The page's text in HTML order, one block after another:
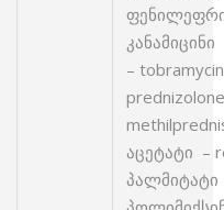
–
აცეტატი –
პალმიტატი